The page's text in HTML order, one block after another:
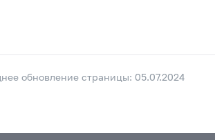
обновление страницы: 05.07.2024